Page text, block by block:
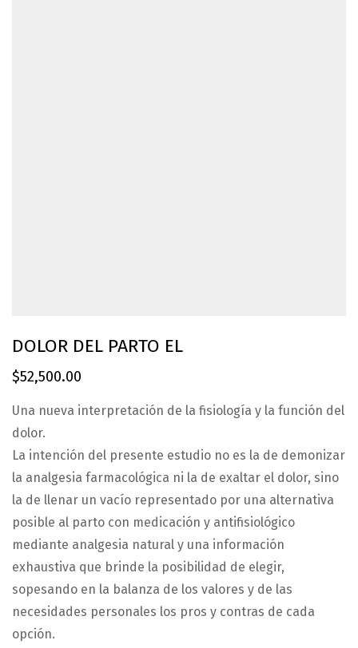
DOLOR DEL PARTO EL
$52,500.00
Una nueva interpretación de la fisiología y la función del
dolor.
La intención del presente estudio no es la de demonizar
la analgesia farmacológica ni la de exaltar el dolor, sino
la de llenar un vacío representado por una alternativa
posible al parto con medicación y antifisiológico
mediante analgesia natural y una información
exhaustiva que brinde la posibilidad de elegir,
sopesando en la balanza de los valores y de las
necesidades personales los pros y contras de cada
opción.